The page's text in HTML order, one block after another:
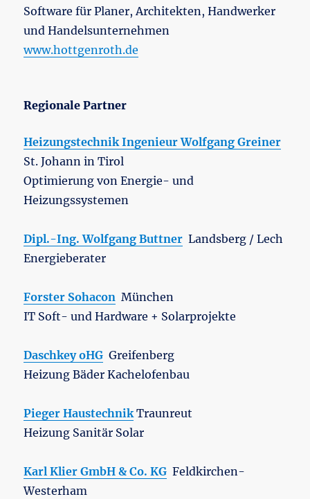
Software für Planer, Architekten, Handwerker
und Handelsunternehmen
www.hottgenroth.de
Regionale Partner
Heizungstechnik Ingenieur Wolfgang Greiner
St. Johann in Tirol
Optimierung von Energie- und
Heizungssystemen
Dipl.-Ing. Wolfgang Buttner Landsberg / Lech
Energieberater
Forster Sohacon München
IT Soft- und Hardware + Solarprojekte
Daschkey oHG Greifenberg
Heizung Bäder Kachelofenbau
Pieger HaustechnikTraunreut
Heizung Sanitär Solar
Karl Klier GmbH & Co. KG Feldkirchen-
Westerham